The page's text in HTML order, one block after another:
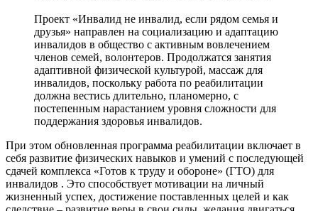
Проект «Инвалид не инвалид, если рядом семья и
друзья» направлен на социализацию и адаптацию
инвалидов в общество с активным вовлечением
членов семей, волонтеров. Продолжатся занятия
адаптивной физической культурой, массаж для
инвалидов, поскольку работа по реабилитации
должна вестись длительно, планомерно, с
постепенным нарастанием уровня сложности для
поддержания здоровья инвалидов.
При этом обновленная программа реабилитации включает в
себя развитие физических навыков и умений с последующей
сдачей комплекса «Готов к труду и обороне» (ГТО) для
инвалидов . Это способствует мотивации на личный
жизненный успех, достижение поставленных целей и как